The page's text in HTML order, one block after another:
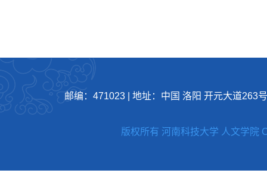
邮编：471023 地址：中国 洛阳 开元大道263号
版权所有 河南科技大学 人文学院